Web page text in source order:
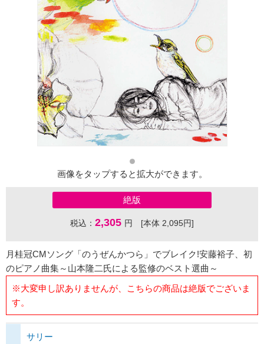
画像をタップすると拡大ができます。
絶版
税込： 2,305 円 [本体 2,095円]
月桂冠CMソング「のうぜんかつら」でブレイク!安藤裕子、初
のピアノ曲集～山本隆二氏による監修のベスト選曲～
※大変申し訳ありませんが、こちらの商品は絶版でございま
す。
サリー